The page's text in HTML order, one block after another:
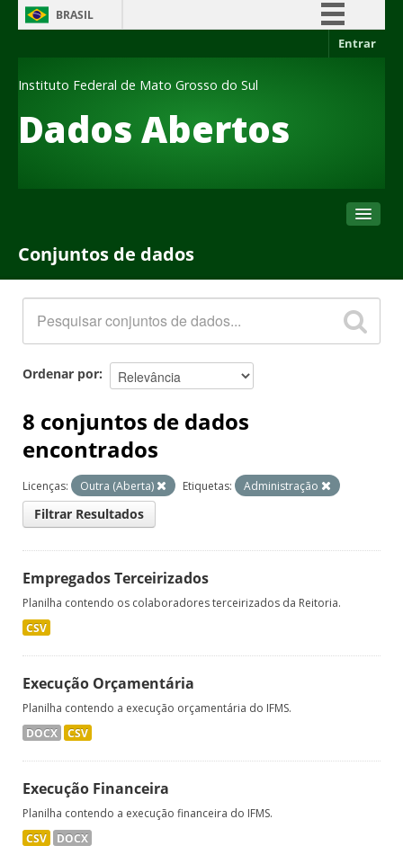
BRASIL
Acesso à informação
Canais
Entrar
Dados Abertos
Instituto Federal de Mato Grosso do Sul
Conjuntos de dados
Organizações
Sobre
Conjuntos de dados
Ordenar por
8 conjuntos de dados
encontrados
Licenças: Outra (Aberta) Etiquetas: Administração
Filtrar Resultados
Empregados Terceirizados
Planilha contendo os colaboradores terceirizados da Reitoria.
CSV
Execução Orçamentária
Planilha contendo a execução orçamentária do IFMS.
DOCX CSV
Execução Financeira
Planilha contendo a execução financeira do IFMS.
CSV DOCX